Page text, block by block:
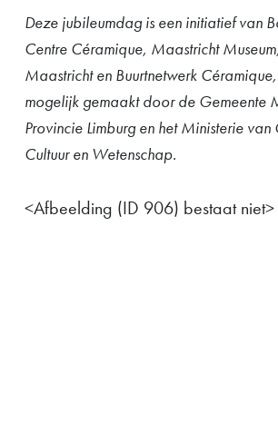
Deze jubileumdag is een initiatief van
Centre Céramique, Maastricht
Maastricht en Buurtnetwerk
mogelijk gemaakt door de Gemeente
Provincie Limburg en het Ministerie van
Cultuur en Wetenschap.
<Afbeelding (ID 906) bestaat niet>